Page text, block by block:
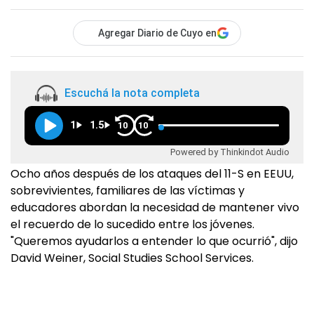
Agregar Diario de Cuyo en
Escuchá la nota completa
1 1.5 10 10
Powered by Thinkindot Audio
Ocho años después de los ataques del 11-S en EEUU,
sobrevivientes, familiares de las víctimas y
educadores abordan la necesidad de mantener vivo
el recuerdo de lo sucedido entre los jóvenes.
"Queremos ayudarlos a entender lo que ocurrió", dijo
David Weiner, Social Studies School Services.